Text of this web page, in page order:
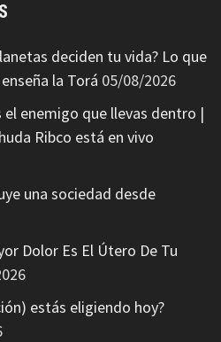
deciden tu vida? Lo que
la Torá 05/08/2026
el enemigo que llevas dentro |
Ribco está en vivo
una sociedad desde
Dolor Es El Útero De Tu
estás eligiendo hoy?